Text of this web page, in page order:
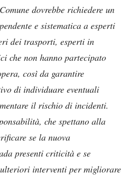
dovrebbe richiedere un
e sistematica a esperti
dei trasporti, esperti in
che non hanno partecipato
così da garantire
di individuare eventuali
il rischio di incidenti.
che spettano alla
se la nuova
presenti criticità e se
ulteriori interventi per migliorare